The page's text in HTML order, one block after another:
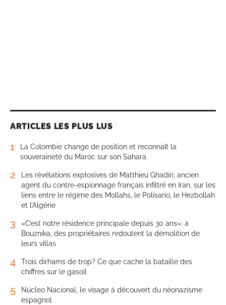
ARTICLES LES PLUS LUS
1
La Colombie change de position et reconnaît la
souveraineté du Maroc sur son Sahara
2
Les révélations explosives de Matthieu Ghadiri, ancien
agent du contre-espionnage français infiltré en Iran, sur les
liens entre le régime des Mollahs, le Polisario, le Hezbollah
et l’Algérie
3
«C’est notre résidence principale depuis 30 ans»: à
Bouznika, des propriétaires redoutent la démolition de
leurs villas
4
Trois dirhams de trop? Ce que cache la bataille des
chiffres sur le gasoil
5
Núcleo Nacional, le visage à découvert du néonazisme
espagnol